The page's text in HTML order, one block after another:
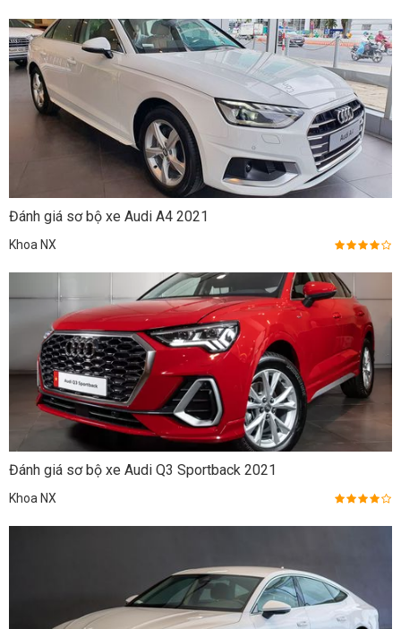
Đánh giá sơ bộ xe Audi A4 2021
Khoa NX
Đánh giá sơ bộ xe Audi Q3 Sportback 2021
Khoa NX